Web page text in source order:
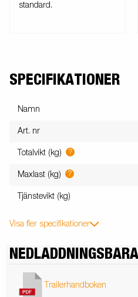
standard.
SPECIFIKATIONER
Namn
Art. nr
Totalvikt (kg) ?
Maxlast (kg) ?
Tjänstevikt (kg)
Visa fler specifikationer
Trailerhandboken